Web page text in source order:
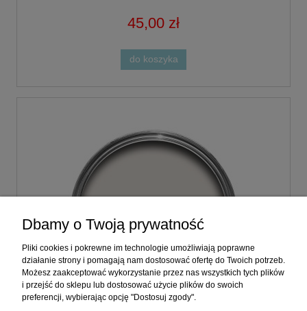
45,00 zł
do koszyka
Dbamy o Twoją prywatność
Pliki cookies i pokrewne im technologie umożliwiają poprawne
działanie strony i pomagają nam dostosować ofertę do Twoich potrzeb.
Możesz zaakceptować wykorzystanie przez nas wszystkich tych plików
i przejść do sklepu lub dostosować użycie plików do swoich
preferencji, wybierając opcję "Dostosuj zgody".